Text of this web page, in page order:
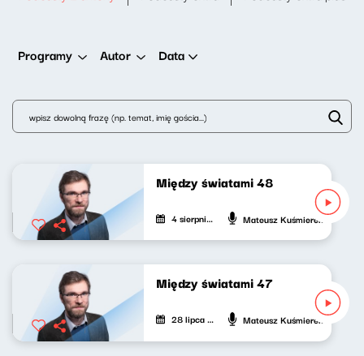
Programy Autor Data
Między światami 48
4 sierpnia 2026 Mateusz Kuśmierek
Między światami 47
28 lipca 2026 Mateusz Kuśmierek